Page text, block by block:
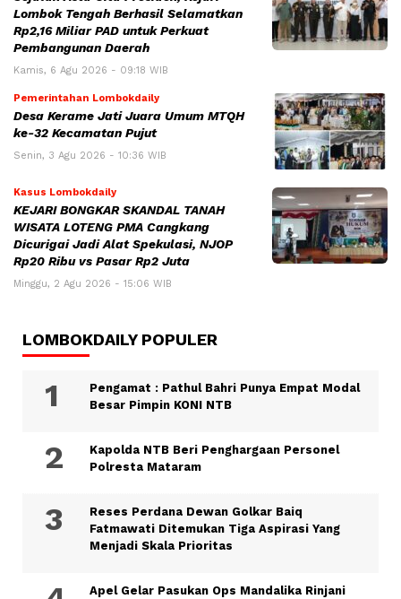
Lombok Tengah Berhasil Selamatkan
Rp2,16 Miliar PAD untuk Perkuat
Pembangunan Daerah
Kamis, 6 Agu 2026 - 09:18 WIB
Pemerintahan Lombokdaily
Desa Kerame Jati Juara Umum MTQH
ke-32 Kecamatan Pujut
Senin, 3 Agu 2026 - 10:36 WIB
Kasus Lombokdaily
KEJARI BONGKAR SKANDAL TANAH
WISATA LOTENG PMA Cangkang
Dicurigai Jadi Alat Spekulasi, NJOP
Rp20 Ribu vs Pasar Rp2 Juta
Minggu, 2 Agu 2026 - 15:06 WIB
LOMBOKDAILY POPULER
Pengamat : Pathul Bahri Punya Empat Modal
Besar Pimpin KONI NTB
Kapolda NTB Beri Penghargaan Personel
Polresta Mataram
Reses Perdana Dewan Golkar Baiq
Fatmawati Ditemukan Tiga Aspirasi Yang
Menjadi Skala Prioritas
Apel Gelar Pasukan Ops Mandalika Rinjani